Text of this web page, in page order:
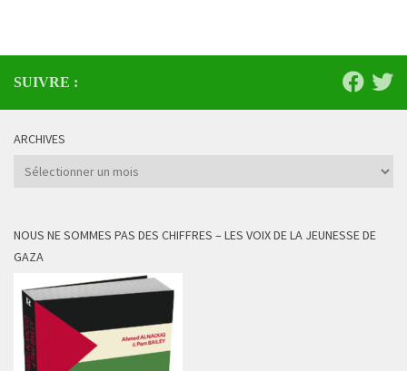
SUIVRE :
ARCHIVES
Archives
NOUS NE SOMMES PAS DES CHIFFRES – LES VOIX DE LA JEUNESSE DE
GAZA